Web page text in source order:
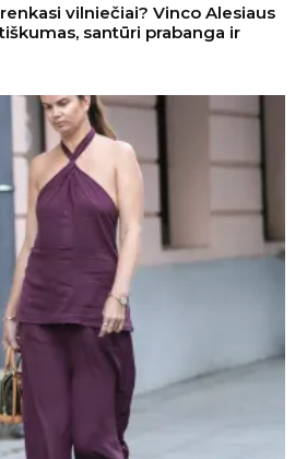
vilniečiai? Vinco Alesiaus
santūri prabanga ir